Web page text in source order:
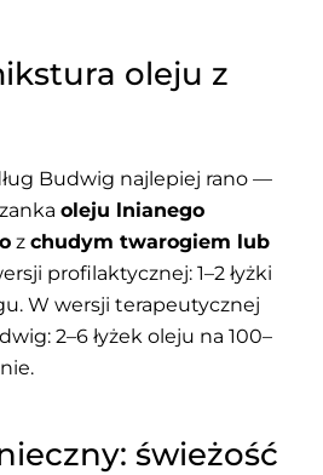
oleju z
Budwig najlepiej rano —
oleju lnianego
z chudym twarogiem lub
profilaktycznej: 1–2 łyżki
W wersji terapeutycznej
2–6 łyżek oleju na 100–
świeżość